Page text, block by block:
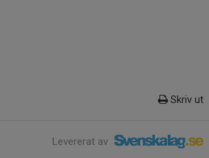
Skriv ut
Levererat av